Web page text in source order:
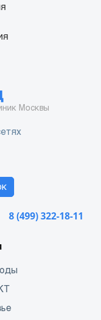
Москвы
8 (499) 322-18-11